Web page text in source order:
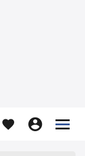
  

